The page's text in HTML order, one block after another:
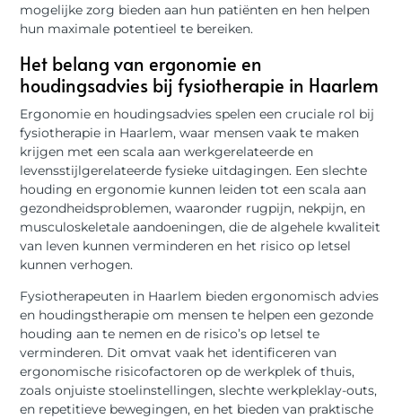
mogelijke zorg bieden aan hun patiënten en hen helpen
hun maximale potentieel te bereiken.
Het belang van ergonomie en
houdingsadvies bij fysiotherapie in Haarlem
Ergonomie en houdingsadvies spelen een cruciale rol bij
fysiotherapie in Haarlem, waar mensen vaak te maken
krijgen met een scala aan werkgerelateerde en
levensstijlgerelateerde fysieke uitdagingen. Een slechte
houding en ergonomie kunnen leiden tot een scala aan
gezondheidsproblemen, waaronder rugpijn, nekpijn, en
musculoskeletale aandoeningen, die de algehele kwaliteit
van leven kunnen verminderen en het risico op letsel
kunnen verhogen.
Fysiotherapeuten in Haarlem bieden ergonomisch advies
en houdingstherapie om mensen te helpen een gezonde
houding aan te nemen en de risico’s op letsel te
verminderen. Dit omvat vaak het identificeren van
ergonomische risicofactoren op de werkplek of thuis,
zoals onjuiste stoelinstellingen, slechte werkpleklay-outs,
en repetitieve bewegingen, en het bieden van praktische